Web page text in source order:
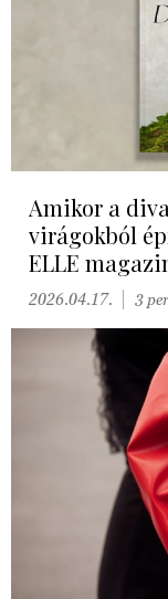
Amikor a
virágokból
ELLE
2026.04.17. 3